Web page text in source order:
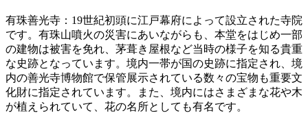
有珠善光寺：19世紀初頭に江戸幕府によって設立された寺院
です。有珠山噴火の災害にあいながらも、本堂をはじめ一部
の建物は被害を免れ、茅葺き屋根など当時の様子を知る貴重
な史跡となっています。境内一帯が国の史跡に指定され、境
内の善光寺博物館で保管展示されている数々の宝物も重要文
化財に指定されています。また、境内にはさまざまな花や木
が植えられていて、花の名所としても有名です。